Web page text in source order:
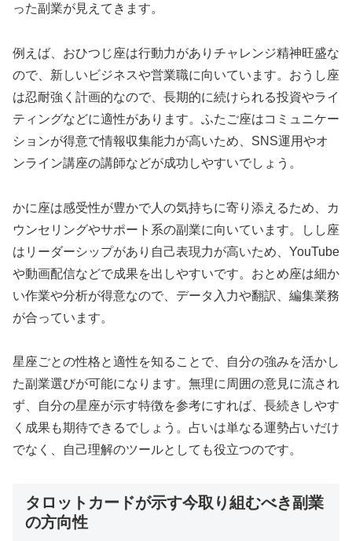
った副業が見えてきます。
例えば、おひつじ座は行動力がありチャレンジ精神旺盛な
ので、新しいビジネスや営業職に向いています。おうし座
は忍耐強く計画的なので、長期的に続けられる投資やライ
ティングなどに適性があります。ふたご座はコミュニケー
ションが得意で情報収集能力が高いため、SNS運用やオ
ンライン講座の講師などが成功しやすいでしょう。
かに座は感受性が豊かで人の気持ちに寄り添えるため、カ
ウンセリングやサポート系の副業に向いています。しし座
はリーダーシップがあり自己表現力が高いため、YouTube
や動画配信などで成果を出しやすいです。おとめ座は細か
い作業や分析が得意なので、データ入力や翻訳、編集業務
が合っています。
星座ごとの性格と適性を知ることで、自分の強みを活かし
た副業選びが可能になります。無理に周囲の意見に流され
ず、自分の星座が示す特徴を参考にすれば、長続きしやす
く成果も期待できるでしょう。占いは単なる運勢占いだけ
でなく、自己理解のツールとしても役立つのです。
タロットカードが示す今取り組むべき副業
の方向性